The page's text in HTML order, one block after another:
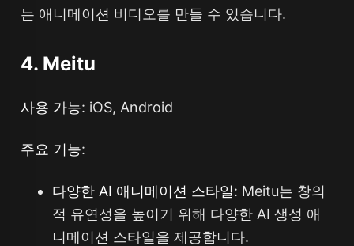
는 애니메이션 비디오를 만들 수 있습니다.
4. Meitu
사용 가능: iOS, Android
주요 기능:
다양한 AI 애니메이션 스타일: Meitu는 창의
적 유연성을 높이기 위해 다양한 AI 생성 애
니메이션 스타일을 제공합니다.